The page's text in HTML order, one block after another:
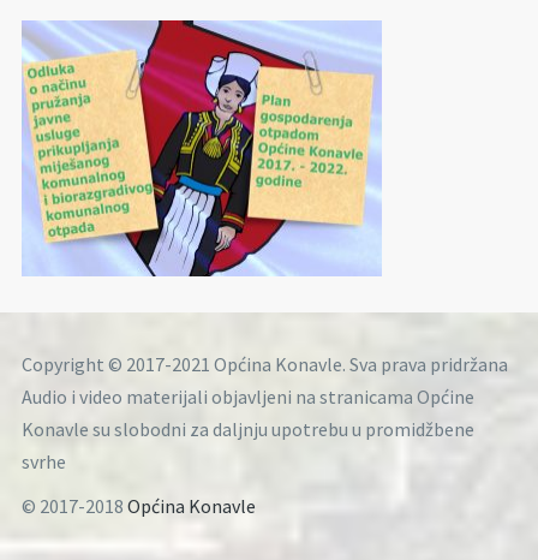
Copyright © 2017-2021 Općina Konavle. Sva prava pridržana
Audio i video materijali objavljeni na stranicama Općine
Konavle su slobodni za daljnju upotrebu u promidžbene
svrhe
© 2017-2018 Općina Konavle